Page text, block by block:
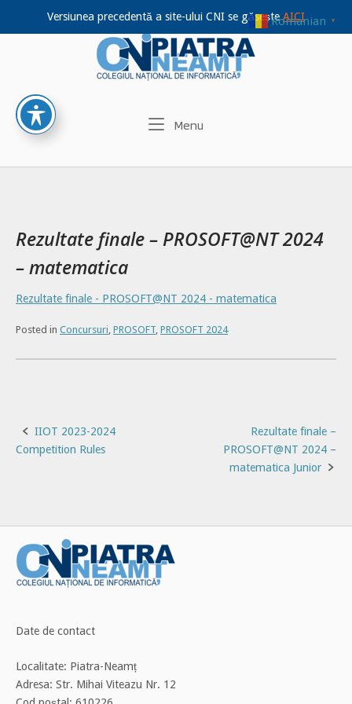
Versiunea precedentă a site-ului CNI se găseșteAICI
Home
Menu
Rezultate finale – PROSOFT@NT 2024
– matematica
Rezultate finale - PROSOFT@NT 2024 - matematica
Posted in Concursuri, PROSOFT, PROSOFT 2024
Post
IIOT 2023-2024
Competition Rules
Rezultate finale –
PROSOFT@NT 2024 –
matematica Junior
Date de contact
Localitate: Piatra-Neamț
Adresa: Str. Mihai Viteazu Nr. 12
Romanian ▼